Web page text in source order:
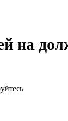
на